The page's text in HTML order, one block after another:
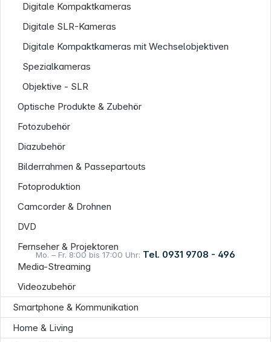
Mo. – Fr. 8:00 bis 17:00 Uhr: Tel. 0931 9708 - 496
Digitale Kompaktkameras
Digitale SLR-Kameras
Digitale Kompaktkameras mit Wechselobjektiven
Spezialkameras
Objektive - SLR
Optische Produkte & Zubehör
Fotozubehör
Diazubehör
Bilderrahmen & Passepartouts
Fotoproduktion
Camcorder & Drohnen
DVD
Fernseher & Projektoren
Media-Streaming
Videozubehör
Smartphone & Kommunikation
Home & Living
Rechtliches